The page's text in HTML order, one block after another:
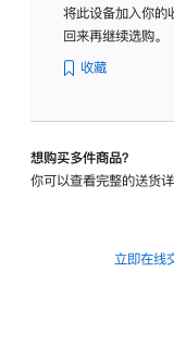
的
将此设备加入你的
回来再继续选购。
收藏
想购买多件商品？
你可以查看完整的送货详
立即在线